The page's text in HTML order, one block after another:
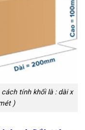
tính khối là : dài x
)